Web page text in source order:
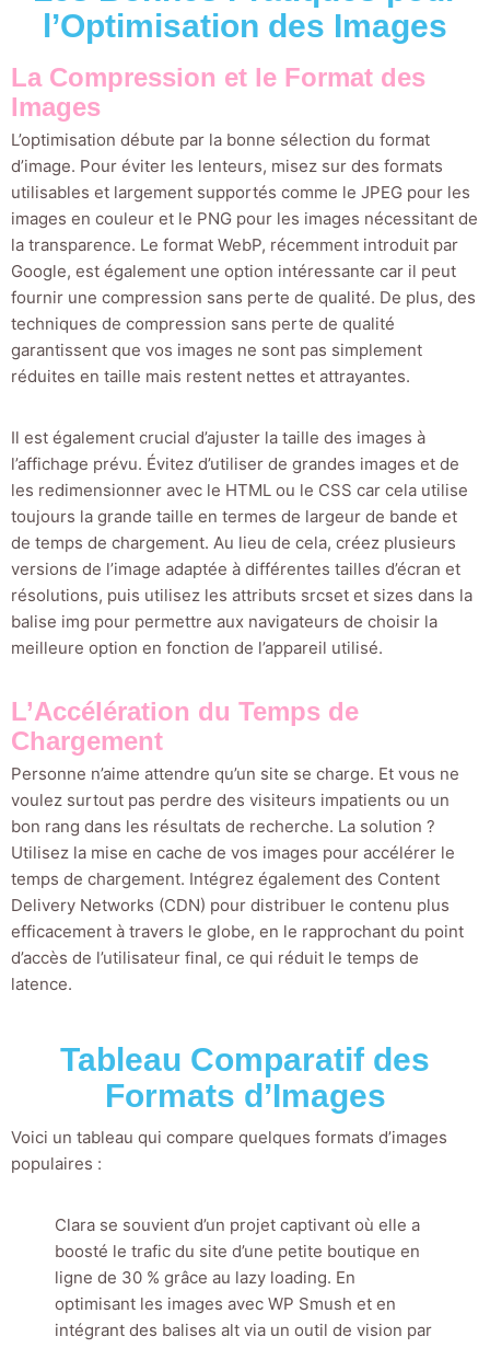
l’Optimisation des Images
La Compression et le Format des
Images
L’optimisation débute par la bonne sélection du format
d’image. Pour éviter les lenteurs, misez sur des formats
utilisables et largement supportés comme le JPEG pour les
images en couleur et le PNG pour les images nécessitant de
la transparence. Le format WebP, récemment introduit par
Google, est également une option intéressante car il peut
fournir une compression sans perte de qualité. De plus, des
techniques de compression sans perte de qualité
garantissent que vos images ne sont pas simplement
réduites en taille mais restent nettes et attrayantes.
Il est également crucial d’ajuster la taille des images à
l’affichage prévu. Évitez d’utiliser de grandes images et de
les redimensionner avec le HTML ou le CSS car cela utilise
toujours la grande taille en termes de largeur de bande et
de temps de chargement. Au lieu de cela, créez plusieurs
versions de l’image adaptée à différentes tailles d’écran et
résolutions, puis utilisez les attributs srcset et sizes dans la
balise img pour permettre aux navigateurs de choisir la
meilleure option en fonction de l’appareil utilisé.
L’Accélération du Temps de
Chargement
Personne n’aime attendre qu’un site se charge. Et vous ne
voulez surtout pas perdre des visiteurs impatients ou un
bon rang dans les résultats de recherche. La solution ?
Utilisez la mise en cache de vos images pour accélérer le
temps de chargement. Intégrez également des Content
Delivery Networks (CDN) pour distribuer le contenu plus
efficacement à travers le globe, en le rapprochant du point
d’accès de l’utilisateur final, ce qui réduit le temps de
latence.
Tableau Comparatif des
Formats d’Images
Voici un tableau qui compare quelques formats d’images
populaires :
Clara se souvient d’un projet captivant où elle a
boosté le trafic du site d’une petite boutique en
ligne de 30 % grâce au lazy loading. En
optimisant les images avec WP Smush et en
intégrant des balises alt via un outil de vision par